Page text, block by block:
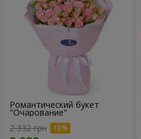
Романтический букет
"Очарование"
2 332 грн